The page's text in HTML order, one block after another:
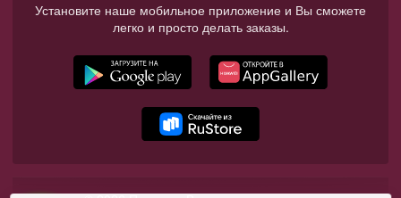
Установите наше мобильное приложение и Вы сможете
легко и просто делать заказы.